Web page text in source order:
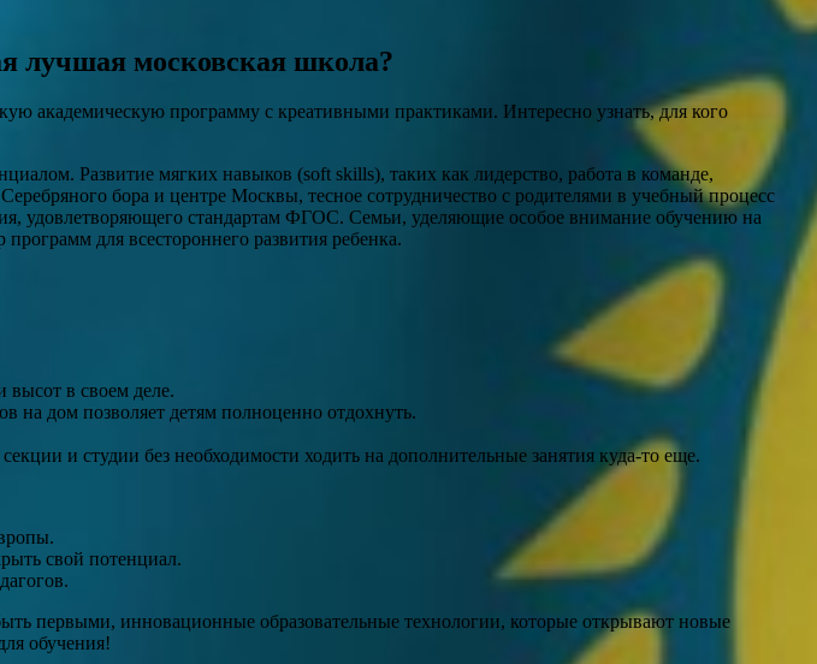
лучшая московская школа?
академическую программу с креативными практиками. Интересно узнать, для кого
Развитие мягких навыков (soft skills), таких как лидерство, работа в команде,
бора и центре Москвы, тесное сотрудничество с родителями в учебный процесс
удовлетворяющего стандартам ФГОС. Семьи, уделяющие особое внимание обучению на
для всестороннего развития ребенка.
высот в своем деле.
на дом позволяет детям полноценно отдохнуть.
и студии без необходимости ходить на дополнительные занятия куда-то еще.
свой потенциал.
первыми, инновационные образовательные технологии, которые открывают новые
обучения!